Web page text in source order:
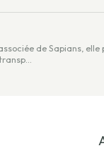
de Sapians, elle